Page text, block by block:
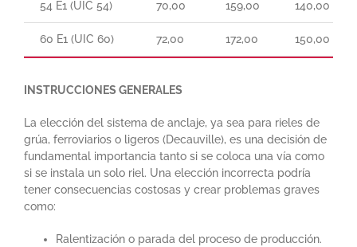
54 E1 (UIC 54) 70,00 159,00 140,00
60 E1 (UIC 60) 72,00 172,00 150,00
INSTRUCCIONES GENERALES
La elección del sistema de anclaje, ya sea para rieles de
grúa, ferroviarios o ligeros (Decauville), es una decisión de
fundamental importancia tanto si se coloca una vía como
si se instala un solo riel. Una elección incorrecta podría
tener consecuencias costosas y crear problemas graves
como:
Ralentización o parada del proceso de producción.